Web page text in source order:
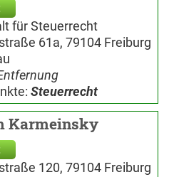
für Steuerrecht
61a, 79104 Freiburg
Steuerrecht
Karmeinsky
120, 79104 Freiburg